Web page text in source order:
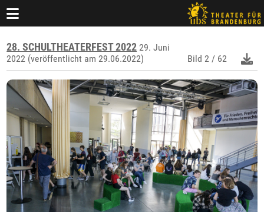
28. SCHULTHEATERFEST 2022 29. Juni
2022 (veröffentlicht am 29.06.2022)
Bild 2 / 62